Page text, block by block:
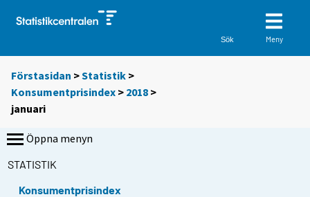
Sök Meny
Förstasidan >Statistik >
Konsumentprisindex > 2018 >
januari
Öppna menyn
STATISTIK
Konsumentprisindex